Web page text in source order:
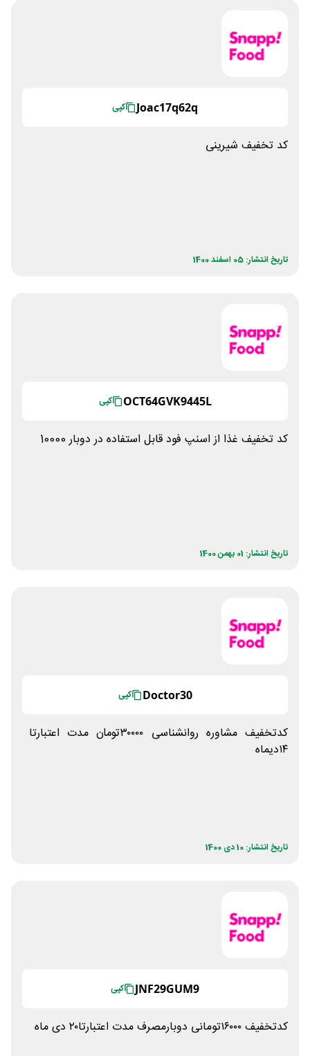
Joac17q62q کپی
کد تخفیف شیرینی
تاریخ انتشار: 05 اسفند 1400
OCT64GVK9445L کپی
کد تخفیف غذا از اسنپ فود قابل استفاده در دوبار 10000
تاریخ انتشار: 01 بهمن 1400
Doctor30 کپی
کدتخفیف مشاوره روانشناسی ۳۰۰۰۰تومان مدت اعتبارتا
۱۴دیماه
تاریخ انتشار: 10 دی 1400
JNF29GUM9 کپی
کدتخفیف ۱۶۰۰۰تومانی دوبارمصرف مدت اعتبارتا۲۰ دی ماه